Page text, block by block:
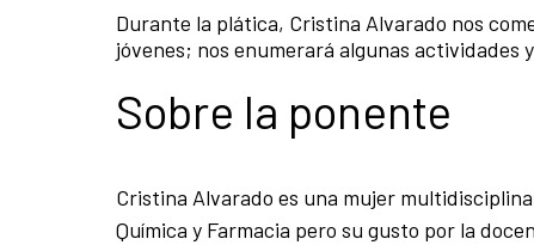
Durante la plática, Cristina Alvarado nos
jóvenes; nos enumerará algunas
Sobre la ponente
Cristina Alvarado es una mujer
Química y Farmacia pero su gusto por la